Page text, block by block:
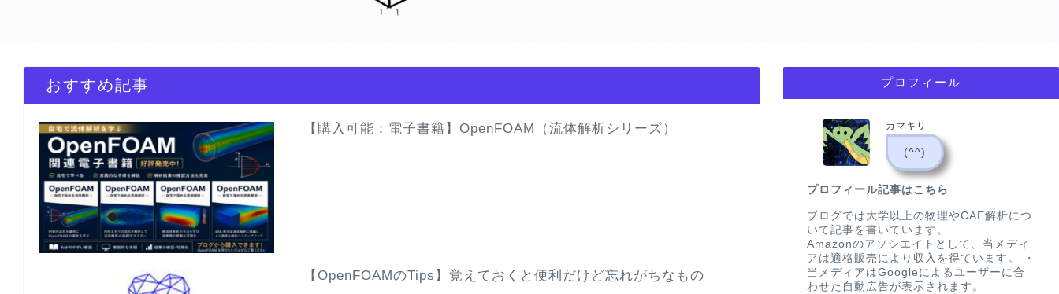
おすすめ記事
【購入可能：電子書籍】OpenFOAM（流体解析シリーズ）
【OpenFOAMのTips】覚えておくと便利だけど忘れがちなもの
プロフィール
カマキリ
(^^)
プロフィール記事はこちら
ブログでは大学以上の物理やCAE解析につ
いて記事を書いています。
Amazonのアソシエイトとして、当メディ
アは適格販売により収入を得ています。 ・
当メディアはGoogleによるユーザーに合
わせた自動広告が表示されます。